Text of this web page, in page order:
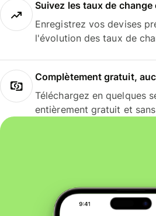
Suivez les taux de change
Enregistrez vos devises
l'évolution des taux de
Complètement gratuit,
Téléchargez en quelques
entièrement gratuit et